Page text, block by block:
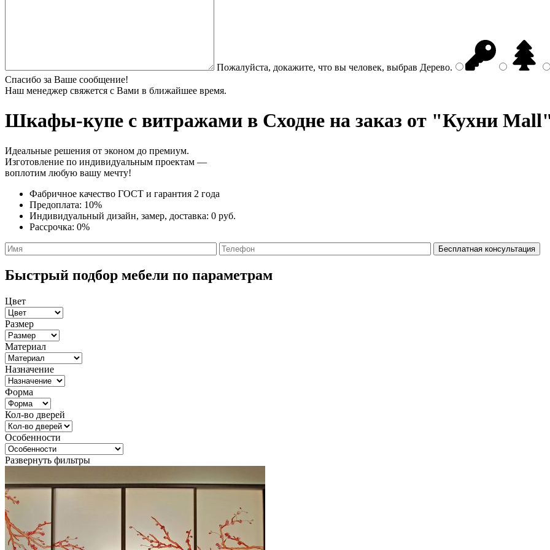
Пожалуйста, докажите, что вы человек, выбрав Дерево.
Спасибо за Ваше сообщение!
Наш менеджер свяжется с Вами в ближайшее время.
Шкафы-купе с витражами в Сходне на заказ от "Кухни
Идеальные решения от эконом до премиум.
Изготовление по индивидуальным проектам —
воплотим любую вашу мечту!
Фабричное качество ГОСТ и гарантия 2 года
Предоплата: 10%
Индивидуальный дизайн, замер, доставка: 0 руб.
Рассрочка: 0%
Быстрый подбор мебели по параметрам
Цвет
Размер
Материал
Назначение
Форма
Кол-во дверей
Особенности
Развернуть фильтры